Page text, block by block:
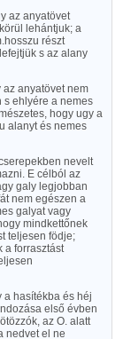
az anyatövet
lehántjuk; a
részt
s az alany
anyatövet nem
s ehlyére a nemes
hogy ugy a
alanyt és nemes
nevelt
E célból az
galy legjobban
nem egészen a
galyat vagy
mindkettőnek
teljesen födje;
a forrasztást
a hasítékba és héj
első évben
az O. alatt
nedvet el ne